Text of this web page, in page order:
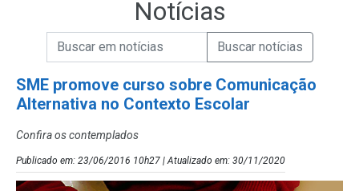
Notícias
Campo de Busca de Notícias
Campo de Busca de informaçõesEnviar a Busca de Notícias
SME promove curso sobre Comunicação
Alternativa no Contexto Escolar
Confira os contemplados
Publicado em: 23/06/2016 10h27 | Atualizado em: 30/11/2020